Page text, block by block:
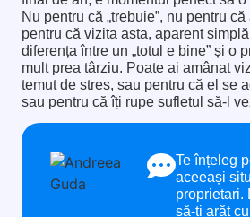
Nu pentru că „trebuie”, nu pentru
pentru că vizita asta, aparent
diferența între un „totul e bine” și o
mult prea târziu. Poate ai amânat
temut de stres, sau pentru că el se
sau pentru că îți rupe sufletul să-l
Te înțeleg
aceeași
proprietari.
să-ți arăt